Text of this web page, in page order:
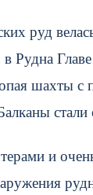
руд
Рудна
шахты
и